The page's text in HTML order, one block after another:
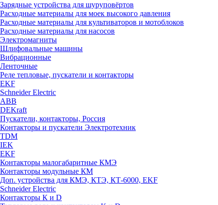
Зарядные устройства для шуруповёртов
Расходные материалы для моек высокого давления
Расходные материалы для культиваторов и мотоблоков
Расходные материалы для насосов
Электромагниты
Шлифовальные машины
Вибрационные
Ленточные
Реле тепловые, пускатели и контакторы
EKF
Schneider Electric
ABB
DEKraft
Пускатели, контакторы, Россия
Контакторы и пускатели Электротехник
TDM
IEK
EKF
Контакторы малогабаритные КМЭ
Контакторы модульные КМ
Доп. устройства для КМЭ, КТЭ, КТ-6000, EKF
Schneider Electric
Контакторы К и D